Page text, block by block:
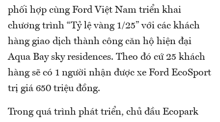
phối hợp cùng Ford Việt Nam triển khai
chương trình “Tỷ lệ vàng 1/25” với các khách
hàng giao dịch thành công căn hộ hiện đại
Aqua Bay sky residences. Theo đó cứ 25 khách
hàng sẽ có 1 người nhận được xe Ford EcoSport
trị giá 650 triệu đồng.
Trong quá trình phát triển, chủ đầu Ecopark